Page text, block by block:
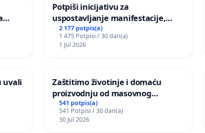
Potpiši inicijativu za
uspostavljanje manifestacije,
godišnje nagrade ili drugog
javnog događaja „Edin Avdić“ u
Sarajevu
2 177 potpis(a)
1 475 Potpisi / 30 dan(a)
1 Jul 2026
uvali
Zaštitimo životinje i domaću
proizvodnju od masovnog
uništavanja zbog afričke svinjske
kuge
541 potpis(a)
541 Potpisi / 30 dan(a)
30 Jul 2026